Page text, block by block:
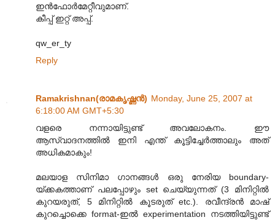
ഇന്‍ഫോര്‍മേറ്റീവുമാണ്.
കീപ്പ് ഇറ്റ് അപ്പ്.
qw_er_ty
Reply
Ramakrishnan(രാമകൃഷ്ണന്‍‌) Monday, June 25, 2007 at
6:18:00 AM GMT+5:30
വളരെ നന്നായിട്ടുണ്ട് അവലോകനം. ഈ
ആസ്വാദനത്തില്‍ ഇനി എന്ത് കൂട്ടിച്ചേര്‍ത്താലും അത്
അധികമാകും!
മലയാള സിനിമാ ഗാനങ്ങള്‍ ഒരു നേരിയ boundary-
യ്ക്കകത്താണ് പലപ്പോഴും set ചെയ്യുന്നത് (3 മിനിറ്റില്‍
കുറയരുത്, 5 മിനിറ്റില്‍ കൂടരുത് etc.). രവീന്ദ്രന്‍ മാഷ്
കുറച്ചൊക്കെ format-ഇല്‍ experimentation നടത്തിയിട്ടുണ്ട്